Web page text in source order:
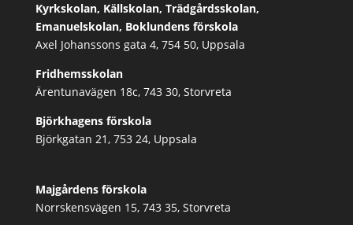
Kyrkskolan, Källskolan, Trädgårdsskolan,
Emanuelskolan, Boklundens förskola
Axel Johanssons gata 4, 754 50, Uppsala
Fridhemsskolan
Ärentunavägen 18c, 743 30, Storvreta
Björkhagens förskola
Björkgatan 21, 753 24, Uppsala
Majgårdens förskola
Norrskensvägen 15, 743 35, Storvreta